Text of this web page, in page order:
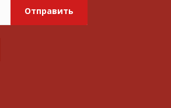
Отправить